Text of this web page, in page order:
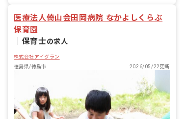
医療法人倚山会田岡病院 なかよしくらぶ
保育園
保育士の求人
株式会社アイグラン
徳島県/徳島市
2026/05/22更新